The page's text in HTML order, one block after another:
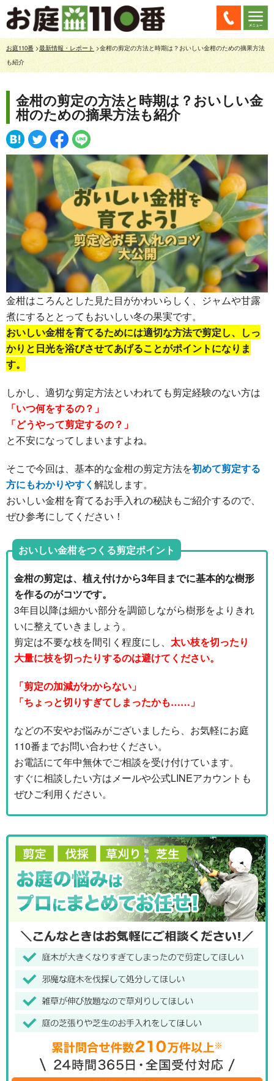
お庭110番>最新情報・レポート >金柑の剪定の方法と時期は？おいしい金柑のための摘果方法
も紹介
金柑の剪定の方法と時期は？おいしい金
柑のための摘果方法も紹介
金柑はころんとした見た目がかわいらしく、ジャムや甘露
煮にするととってもおいしい冬の果実です。
おいしい金柑を育てるためには適切な方法で剪定し、しっ
かりと日光を浴びさせてあげることがポイントになりま
す。
しかし、適切な剪定方法といわれても剪定経験のない方は
「いつ何をするの？」
「どうやって剪定するの？」
と不安になってしまいますよね。
そこで今回は、基本的な金柑の剪定方法を初めて剪定する
方にもわかりやすく 解説します。
おいしい金柑を育てるお手入れの秘訣もご紹介するので、
ぜひ参考にしてください！
おいしい金柑をつくる剪定ポイント
金柑の剪定は、植え付けから3年目までに基本的な樹形
を作るのがコツです。
3年目以降は細かい部分を調節しながら樹形をよりきれ
いに整えていきましょう。
剪定は不要な枝を間引く程度にし、 太い枝を切ったり
大量に枝を切ったりするのは避けてください。
「剪定の加減がわからない」
「ちょっと切りすぎてしまったかも……」
などの不安やお悩みがございましたら、お気軽にお庭
110番までお問い合わせください。
お電話にて年中無休でご相談を受け付けています。
すぐに相談したい方はメールや公式LINEアカウントも
ぜひご利用ください。